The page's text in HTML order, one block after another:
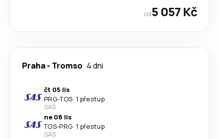
od5 057 Kč
Praha- Tromso 4 dni
čt 05 lis
PRG-TOS· 1 přestup
SAS
ne 08 lis
TOS-PRG· 1 přestup
SAS